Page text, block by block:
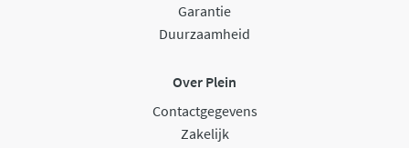
Garantie
Duurzaamheid
Over Plein
Contactgegevens
Zakelijk